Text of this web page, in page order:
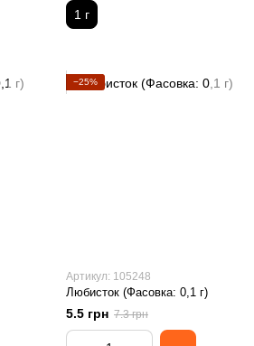
1 г
−25%
Артикул: 105248
Любисток (Фасовка: 0,1 г)
5.5 грн 7.3 грн